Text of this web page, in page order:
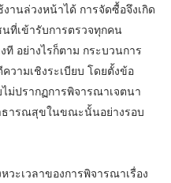
นล่วงหน้าได้ การจัดซื้อจึงเกิด
ที่เข้ารับการตรวจทุกคน
ที อย่างไรก็ตาม กระบวนการ
ามเชิงระเบียบ โดยตั้งข้อ
ไม่ปรากฏการพิจารณาเจตนา
ธารณสุขในขณะนั้นอย่างรอบ
ะเวลาของการพิจารณาเรื่อง